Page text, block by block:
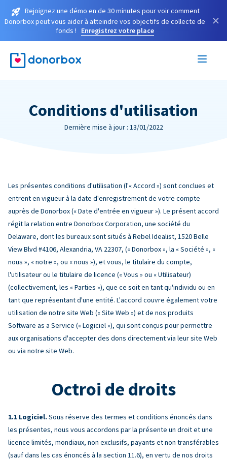
Rejoignez une démo en de 30 minutes pour voir comment
Donorbox peut vous aider à atteindre vos objectifs de collecte de
fonds !
Enregistrez votre place
×
Conditions d'utilisation
Dernière mise à jour : 13/01/2022
Les présentes conditions d'utilisation (l'« Accord ») sont conclues et
entrent en vigueur à la date d'enregistrement de votre compte
auprès de Donorbox (« Date d'entrée en vigueur »). Le présent accord
régit la relation entre Donorbox Corporation, une société du
Delaware, dont les bureaux sont situés à Rebel Idealist, 1520 Belle
View Blvd #4106, Alexandria, VA 22307, (« Donorbox », la « Société », «
nous », « notre », ou « nous »), et vous, le titulaire du compte,
l'utilisateur ou le titulaire de licence (« Vous » ou « Utilisateur)
(collectivement, les « Parties »), que ce soit en tant qu'individu ou en
tant que représentant d'une entité. L'accord couvre également votre
utilisation de notre site Web (« Site Web ») et de nos produits
Software as a Service (« Logiciel »), qui sont conçus pour permettre
aux organisations d'accepter des dons directement via leur site Web
ou via notre site Web.
Octroi de droits
Logiciel. Sous réserve des termes et conditions énoncés dans
les présentes, nous vous accordons par la présente un droit et une
licence limités, mondiaux, non exclusifs, payants et non transférables
(sauf dans les cas énoncés à la section 11.6), en vertu de nos droits